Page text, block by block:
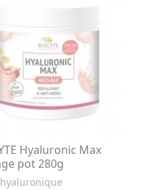
Hyaluronic Max
pot 280g